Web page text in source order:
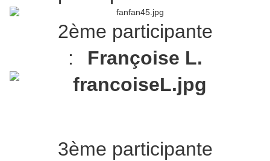
2ème participante
:
Françoise L.
3ème participante